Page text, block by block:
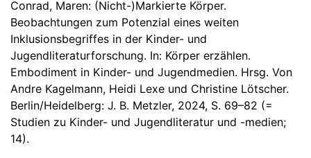
Conrad, Maren: (Nicht-)Markierte Körper.
Beobachtungen zum Potenzial eines weiten
Inklusionsbegriffes in der Kinder- und
Jugendliteraturforschung. In: Körper erzählen.
Embodiment in Kinder- und Jugendmedien. Hrsg. Von
Andre Kagelmann, Heidi Lexe und Christine Lötscher.
Berlin/Heidelberg: J. B. Metzler, 2024, S. 69–82 (=
Studien zu Kinder- und Jugendliteratur und -medien;
14).